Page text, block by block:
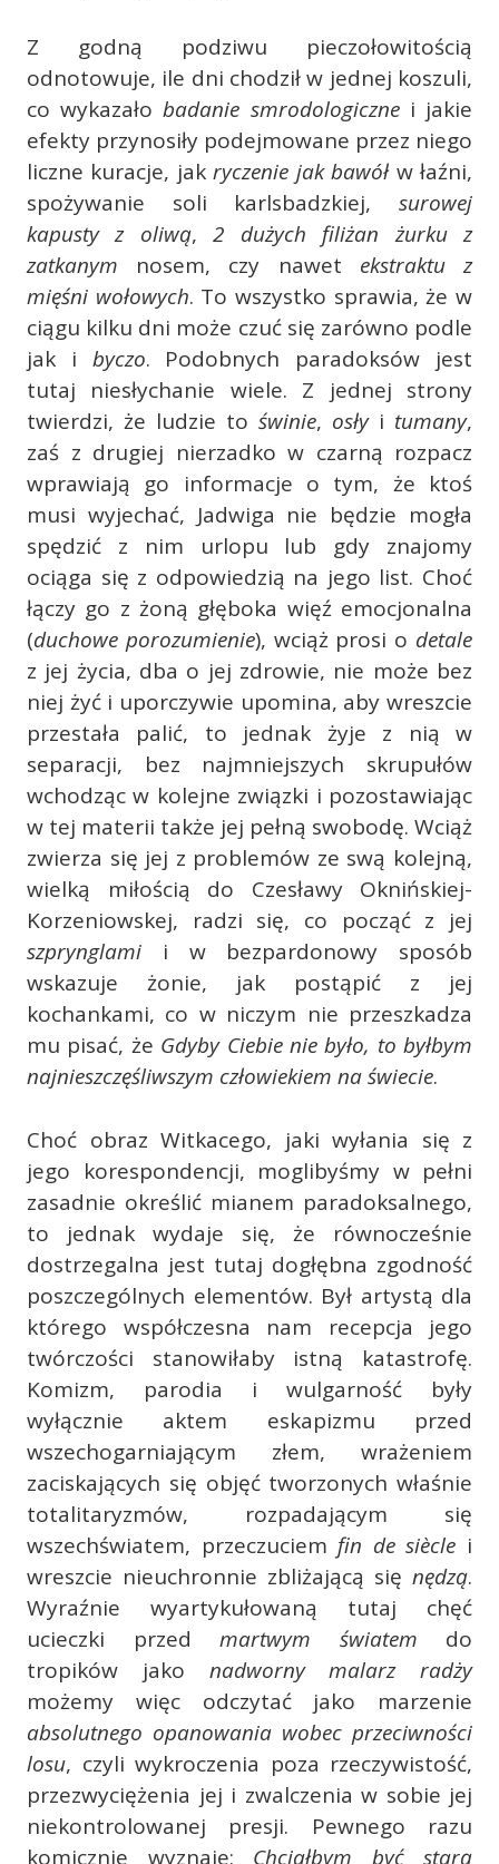
Z godną podziwu pieczołowitością
odnotowuje, ile dni chodził w jednej koszuli,
co wykazałobadanie smrodologicznei jakie
efekty przynosiły podejmowane przez niego
liczne kuracje, jakryczenie jak bawół w łaźni,
spożywanie soli karlsbadzkiej, surowej
kapusty z oliwą,2 dużych filiżan żurku z
zatkanym nosem, czy nawet ekstraktu z
mięśni wołowych. To wszystko sprawia, że w
ciągu kilku dni może czuć się zarówno podle
jak i byczo. Podobnych paradoksów jest
tutaj niesłychanie wiele. Z jednej strony
twierdzi, że ludzie to świnie, osły i tumany,
zaś z drugiej nierzadko w czarną rozpacz
wprawiają go informacje o tym, że ktoś
musi wyjechać, Jadwiga nie będzie mogła
spędzić z nim urlopu lub gdy znajomy
ociąga się z odpowiedzią na jego list. Choć
łączy go z żoną głęboka więź emocjonalna
(duchowe porozumienie), wciąż prosi o detale
z jej życia, dba o jej zdrowie, nie może bez
niej żyć i uporczywie upomina, aby wreszcie
przestała palić, to jednak żyje z nią w
separacji, bez najmniejszych skrupułów
wchodząc w kolejne związki i pozostawiając
w tej materii także jej pełną swobodę. Wciąż
zwierza się jej z problemów ze swą kolejną,
wielką miłością do Czesławy Oknińskiej-
Korzeniowskej, radzi się, co począć z jej
szprynglami i w bezpardonowy sposób
wskazuje żonie, jak postąpić z jej
kochankami, co w niczym nie przeszkadza
mu pisać, że Gdyby Ciebie nie było, to byłbym
najnieszczęśliwszym człowiekiem na świecie.
Choć obraz Witkacego, jaki wyłania się z
jego korespondencji, moglibyśmy w pełni
zasadnie określić mianem paradoksalnego,
to jednak wydaje się, że równocześnie
dostrzegalna jest tutaj dogłębna zgodność
poszczególnych elementów. Był artystą dla
którego współczesna nam recepcja jego
twórczości stanowiłaby istną katastrofę.
Komizm, parodia i wulgarność były
wyłącznie aktem eskapizmu przed
wszechogarniającym złem, wrażeniem
zaciskających się objęć tworzonych właśnie
totalitaryzmów, rozpadającym się
wszechświatem, przeczuciem fn de siècle i
wreszcie nieuchronnie zbliżającą się nędzą.
Wyraźnie wyartykułowaną tutaj chęć
ucieczki przed martwym światem do
tropików jako nadworny malarz radży
możemy więc odczytać jako marzenie
absolutnego opanowania wobec przeciwności
losu, czyli wykroczenia poza rzeczywistość,
przezwyciężenia jej i zwalczenia w sobie jej
niekontrolowanej presji. Pewnego razu
komicznie wyznaje: Chciałbym być starą